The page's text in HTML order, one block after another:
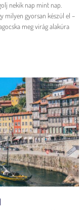
nekik nap mint nap.
milyen gyorsan készül el –
meg virág alakúra